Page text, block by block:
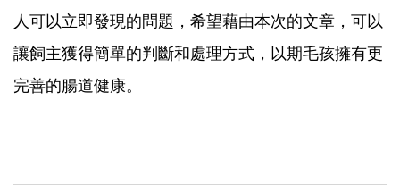
人可以立即發現的問題，希望藉由本次的文章，可以
讓飼主獲得簡單的判斷和處理方式，以期毛孩擁有更
完善的腸道健康。